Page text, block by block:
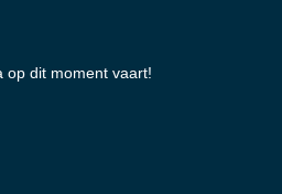
op dit moment vaart!